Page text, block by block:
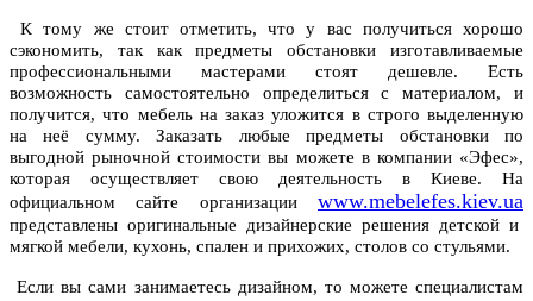
К тому же стоит отметить, что у вас получиться хорошо
сэкономить, так как предметы обстановки изготавливаемые
профессиональными мастерами стоят дешевле. Есть
возможность самостоятельно определиться с материалом, и
получится, что мебель на заказ уложится в строго выделенную
на неё сумму. Заказать любые предметы обстановки по
выгодной рыночной стоимости вы можете в компании «Эфес»,
которая осуществляет свою деятельность в Киеве. На
официальном сайте организации www.mebelefes.kiev.ua
представлены оригинальные дизайнерские решения детской и
мягкой мебели, кухонь, спален и прихожих, столов со стульями.
Если вы сами занимаетесь дизайном, то можете специалистам